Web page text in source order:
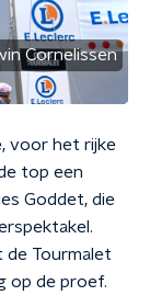
Cornelissen
voor het rijke
top een
Goddet, die
de Tourmalet
op de proef.